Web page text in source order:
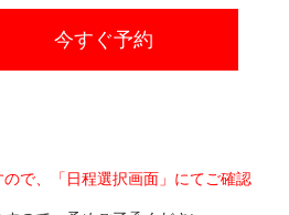
今すぐ予約
で、「日程選択画面」にてご確認